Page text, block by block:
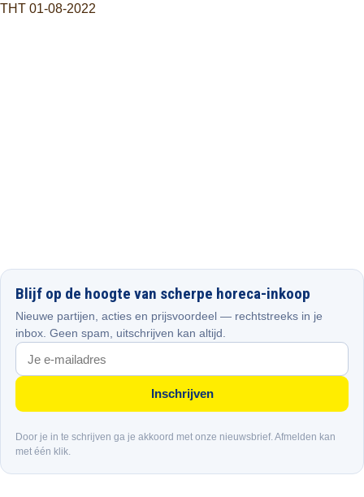
THT 01-08-2022
Blijf op de hoogte van scherpe horeca-inkoop
Nieuwe partijen, acties en prijsvoordeel — rechtstreeks in je
inbox. Geen spam, uitschrijven kan altijd.
Inschrijven
Door je in te schrijven ga je akkoord met onze nieuwsbrief. Afmelden kan
met één klik.